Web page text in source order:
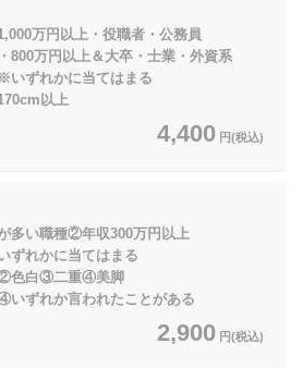
万円以上・役職者・公務員
上＆大卒・士業・外資系
当てはまる
以上
4,400 円(税込)
い職種②年収300万円以上
に当てはまる
色白③二重④美脚
言われたことがある
2,900 円(税込)